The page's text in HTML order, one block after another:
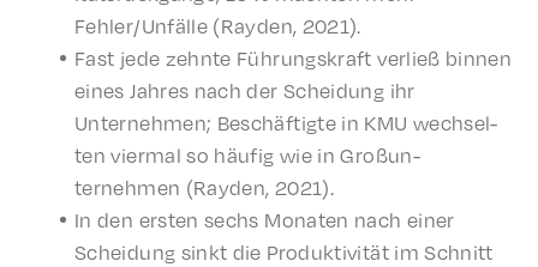
Fehler/Unfälle (Rayden, 2021).
Fast jede zehnte Führungskraft verließ binnen
eines Jahres nach der Schei­dung ihr
Unternehmen; Beschäftigte in KMU wech­sel­
ten vier­mal so häufig wie in Großun­
ternehmen (Rayden, 2021).
In den ersten sechs Monat­en nach einer
Schei­dung sinkt die Produk­tiv­ität im Schnitt